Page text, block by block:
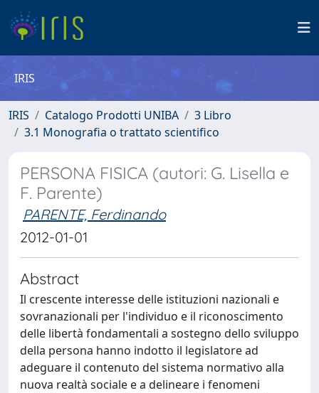
IRIS
IRIS Catalogo Prodotti UNIBA
3 Libro
3.1 Monografia o trattato scientifico
PERSONA FISICA (autori: G. Lisella e
F. Parente)
PARENTE, Ferdinando
2012-01-01
Abstract
Il crescente interesse delle istituzioni nazionali e
sovranazionali per l'individuo e il riconoscimento
delle libertà fondamentali a sostegno dello sviluppo
della persona hanno indotto il legislatore ad
adeguare il contenuto del sistema normativo alla
nuova realtà sociale e a delineare i fenomeni